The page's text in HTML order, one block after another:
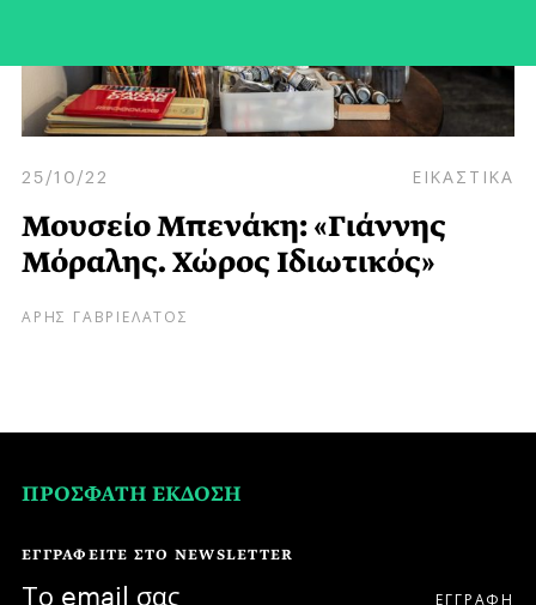
25/10/22 ΕΙΚΑΣΤΙΚΑ
Μουσείο Μπενάκη: «Γιάννης
Μόραλης. Χώρος Ιδιωτικός»
ΑΡΗΣ ΓΑΒΡΙΕΛΑΤΟΣ
ΠΡΟΣΦΑΤΗ ΕΚΔΟΣΗ
ΕΓΓΡΑΦΕΙΤΕ ΣΤΟ NEWSLETTER